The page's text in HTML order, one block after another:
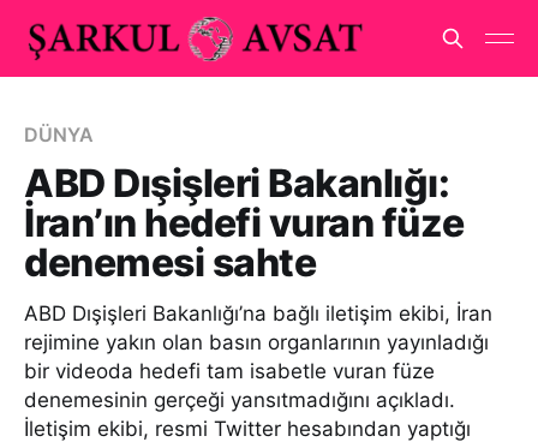
DÜNYA
ABD Dışişleri Bakanlığı:
İran’ın hedefi vuran füze
denemesi sahte
ABD Dışişleri Bakanlığı’na bağlı iletişim ekibi, İran
rejimine yakın olan basın organlarının yayınladığı
bir videoda hedefi tam isabetle vuran füze
denemesinin gerçeği yansıtmadığını açıkladı.
İletişim ekibi, resmi Twitter hesabından yaptığı